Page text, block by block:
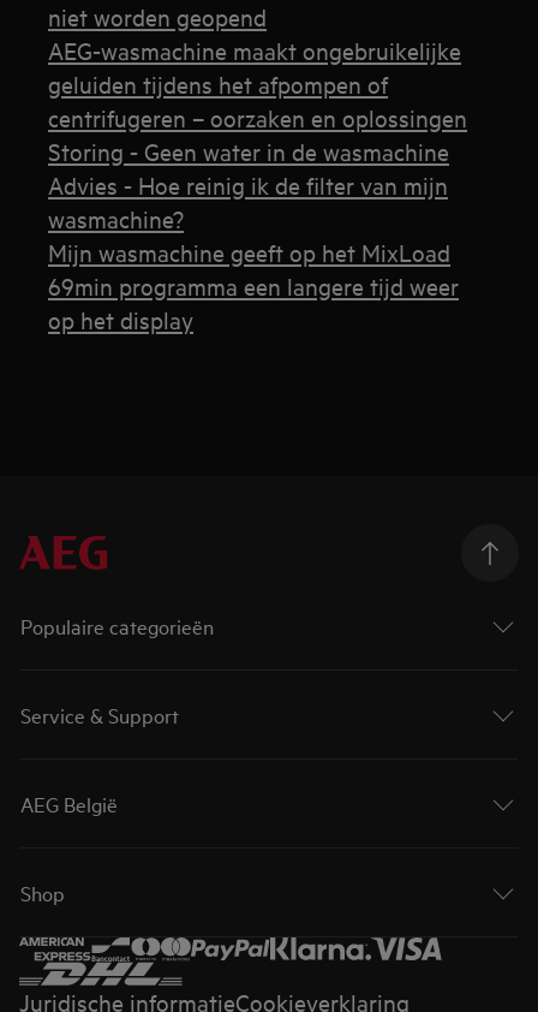
niet worden geopend
AEG-wasmachine maakt ongebruikelijke
geluiden tijdens het afpompen of
centrifugeren – oorzaken en oplossingen
Storing - Geen water in de wasmachine
Advies - Hoe reinig ik de filter van mijn
wasmachine?
Mijn wasmachine geeft op het MixLoad
69min programma een langere tijd weer
op het display
Populaire categorieën
Service & Support
AEG België
Shop
Juridische informatieCookieverklaring